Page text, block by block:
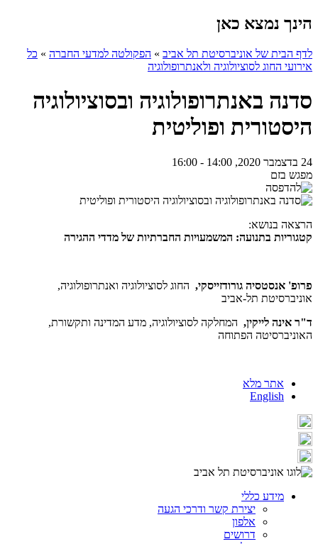
הינך נמצא כאן
לדף הבית של אוניברסיטת תל אביב » הפקולטה למדעי החברה » כל
אירועי החוג לסוציולוגיה ולאנתרופולוגיה
סדנה באנתרופולוגיה ובסוציולוגיה
היסטורית ופוליטית
24 בדצמבר 2020, 14:00 - 16:00
מפגש בזם
הרצאה בנושא:
קטגוריות בתנועה: המשמעויות החברתיות של מדדי ההגירה
פרופ' אנסטסיה גורודזייסקי, החוג לסוציולוגיה ואנתרופולוגיה,
אוניברסיטת תל-אביב
ד"ר אינה לייקין, המחלקה לסוציולוגיה, מדע המדינה ותקשורת,
האוניברסיטה הפתוחה
אתר מלא
English
מידע כללי
יצירת קשר ודרכי הגעה
אלפון
דרושים